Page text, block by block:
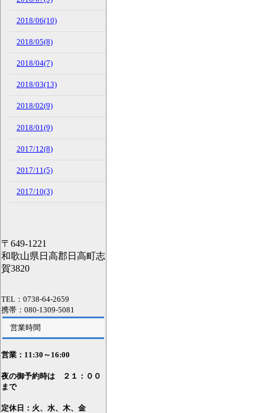
2018/06(10)
2018/05(8)
2018/04(7)
2018/03(13)
2018/02(9)
2018/01(9)
2017/12(8)
2017/11(5)
2017/10(3)
〒649-1221
和歌山県日高郡日高町志
賀3820
TEL：0738-64-2659
携帯：080-1309-5081
営業時間
営業：11:30～16:00
夜の御予約時は ２１：００
まで
定休日：火、水、木、金